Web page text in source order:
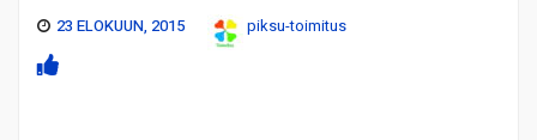
23 ELOKUUN, 2015 piksu-toimitus